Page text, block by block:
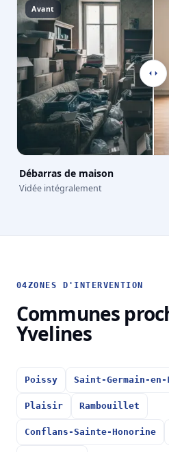
Avant
Débarras de maison
Vidée intégralement
04ZONES D'INTERVENTION
Communes
Yvelines
Poissy Saint-Germain-en-
Plaisir Rambouillet
Conflans-Sainte-Honorine